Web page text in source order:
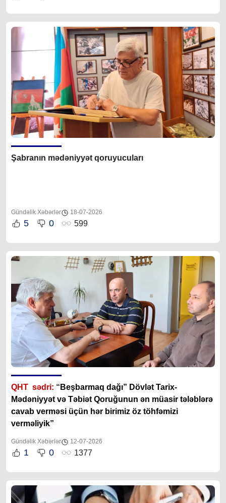
Şabranın mədəniyyət qoruyucuları
Gündəlik Xəbərlər 18-07-2026
5 0 599
QHT sədri: “ Beşbarmaq dağı” Dövlət Tarix-
Mədəniyyət və Təbiət Qoruğunun ən müasir tələblərə
cavab verməsi üçün hər birimiz öz töhfəmizi
verməliyik”
Gündəlik Xəbərlər 12-07-2026
1 0 1377